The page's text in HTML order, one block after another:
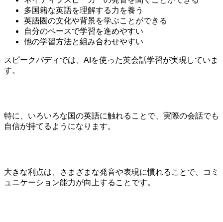
多国籍な英語を理解する力を養う
英語圏の文化や背景を学ぶことができる
自分のペースで学習を進めやすい
他の学習方法と組み合わせやすい
スピークバディでは、AIを使った英会話学習が実現していま
す。
特に、いろいろな国の英語に触れることで、実際の会話でも
自信が持てるようになります。
大きな利点は、さまざまな発音や表現に慣れることで、コミ
ュニケーション能力が向上することです。